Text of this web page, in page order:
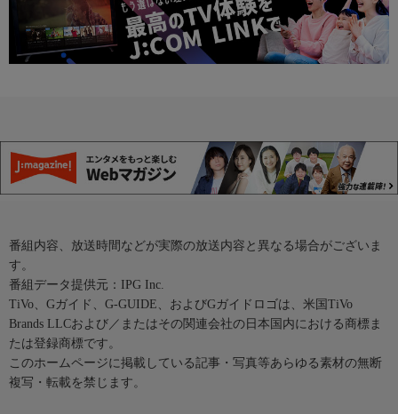
番組内容、放送時間などが実際の放送内容と異なる場合がございま
す。
番組データ提供元：IPG Inc.
TiVo、Gガイド、G-GUIDE、およびGガイドロゴは、米国TiVo
Brands LLCおよび／またはその関連会社の日本国内における商標ま
たは登録商標です。
このホームページに掲載している記事・写真等あらゆる素材の無断
複写・転載を禁じます。